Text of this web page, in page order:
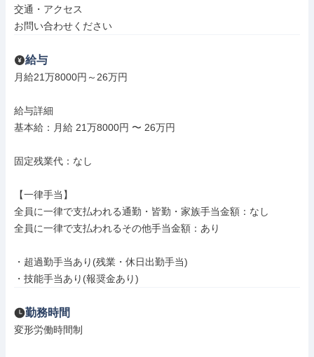
交通・アクセス
お問い合わせください
給与
月給21万8000円～26万円
給与詳細
基本給：月給 21万8000円 〜 26万円
固定残業代：なし
【一律手当】
全員に一律で支払われる通勤・皆勤・家族手当金額：なし
全員に一律で支払われるその他手当金額：あり
・超過勤手当あり(残業・休日出勤手当)
・技能手当あり(報奨金あり)
勤務時間
変形労働時間制